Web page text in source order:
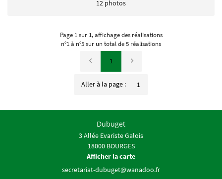
12 photos
Page 1 sur 1, affichage des réalisations
n°1 à n°5 sur un total de 5 réalisations
1
Aller à la page :
Dubuget
3 Allée Evariste Galois
18000 BOURGES
Afficher la carte